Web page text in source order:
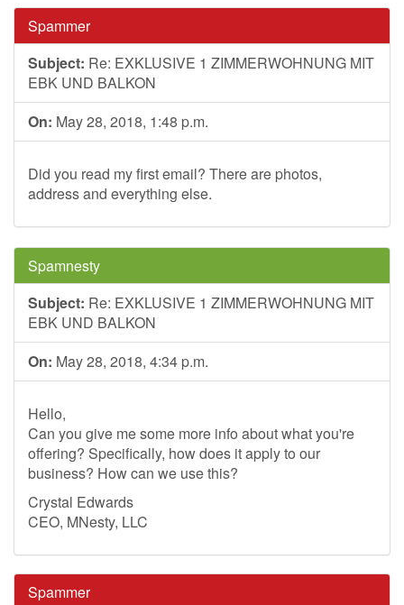
Spammer
Subject: Re: EXKLUSIVE 1 ZIMMERWOHNUNG MIT
EBK UND BALKON
On: May 28, 2018, 1:48 p.m.
Did you read my first email? There are photos,
address and everything else.
Spamnesty
Subject: Re: EXKLUSIVE 1 ZIMMERWOHNUNG MIT
EBK UND BALKON
On: May 28, 2018, 4:34 p.m.
Hello,
Can you give me some more info about what you're
offering? Specifically, how does it apply to our
business? How can we use this?
Crystal Edwards
CEO, MNesty, LLC
Spammer